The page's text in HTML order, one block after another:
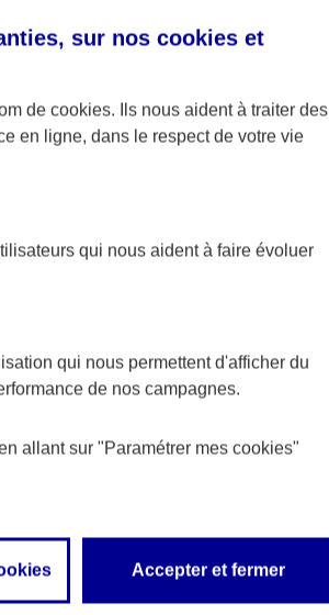
pour l’accident dont
spécifique
de
avec vos
sur nos cookies et
de cookies. Ils nous aident à traiter des
en ligne, dans le respect de votre vie
qui nous aident à faire évoluer
qui nous permettent d'afficher du
de nos campagnes.
allant sur "Paramétrer mes cookies"
Accepter et fermer